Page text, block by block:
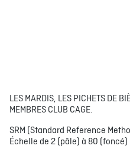
LES MARDIS, LES PICHETS DE
MEMBRES CLUB CAGE.
SRM (Standard Reference
Échelle de 2 (pâle) à 80